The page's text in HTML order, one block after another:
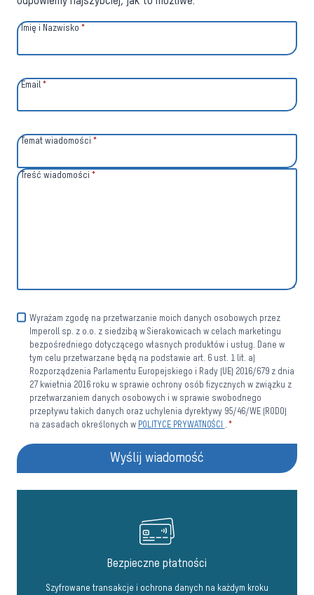
Imię i Nazwisko *
Email *
Temat wiadomości *
Treść wiadomości *
Wyrażam zgodę na przetwarzanie moich danych osobowych przez
Imperoll sp. z o.o. z siedzibą w Sierakowicach w celach marketingu
bezpośredniego dotyczącego własnych produktów i usług. Dane w
tym celu przetwarzane będą na podstawie art. 6 ust. 1 lit. a)
Rozporządzenia Parlamentu Europejskiego i Rady (UE) 2016/679 z dnia
27 kwietnia 2016 roku w sprawie ochrony osób fizycznych w związku z
przetwarzaniem danych osobowych i w sprawie swobodnego
przepływu takich danych oraz uchylenia dyrektywy 95/46/WE (RODO)
na zasadach określonych w POLITYCE PRYWATNOŚCI . *
Wyślij wiadomość
Bezpieczne płatności
Szyfrowane transakcje i ochrona danych na każdym kroku